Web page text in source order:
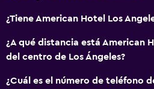
¿Tiene American Hotel Los
¿A qué distancia está American
del centro de Los Ángeles?
¿Cuál es el número de teléfono